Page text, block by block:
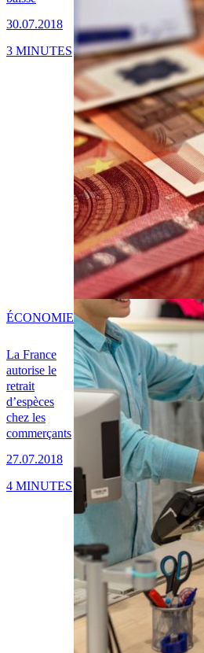
30.07.2018
3 MINUTES
La France
autorise le
retrait
d’espèces
chez les
commerçants
27.07.2018
ÉCONOMIE
4 MINUTES